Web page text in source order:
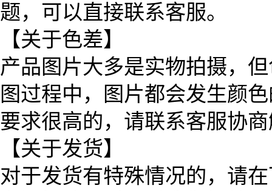
题，可以直接联系客服。
【关于色差】
产品图片大多是实物拍摄，
图过程中，图片都会发生颜
要求很高的，请联系客服协
【关于发货】
对于发货有特殊情况的，请